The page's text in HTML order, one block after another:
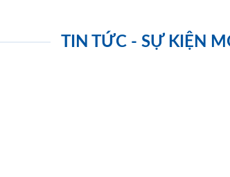
TIN TỨC - SỰ KIỆN